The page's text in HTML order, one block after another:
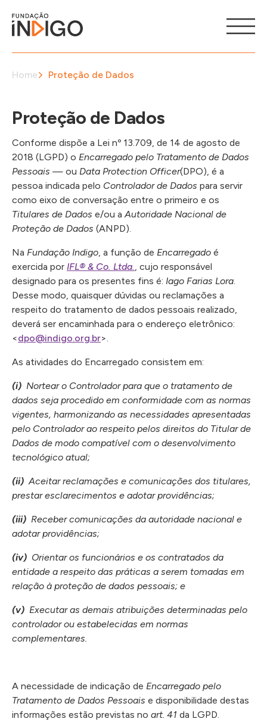
Home Proteção de Dados
Proteção de Dados
Conforme dispõe a Lei nº 13.709, de 14 de agosto de
2018 (LGPD) o Encarregado pelo Tratamento de Dados
Pessoais — ou Data Protection Officer(DPO), é a
pessoa indicada pelo Controlador de Dados para servir
como eixo de conversação entre o primeiro e os
Titulares de Dados e/ou aAutoridade Nacional de
Proteção de Dados (ANPD).
Na Fundação Indigo, a função de Encarregado é
exercida por IFL® & Co. Ltda., cujo responsável
designado para os presentes fins é: Iago Farias Lora.
Desse modo, quaisquer dúvidas ou reclamações a
respeito do tratamento de dados pessoais realizado,
deverá ser encaminhada para o endereço eletrônico:
<dpo@indigo.org.br>.
As atividades do Encarregado consistem em:
(i) Nortear o Controlador para que o tratamento de
dados seja procedido em conformidade com as normas
vigentes, harmonizando as necessidades apresentadas
pelo Controlador ao respeito pelos direitos do Titular de
Dados de modo compatível com o desenvolvimento
tecnológico atual;
(ii)Aceitar reclamações e comunicações dos titulares,
prestar esclarecimentos e adotar providências;
(iii) Receber comunicações da autoridade nacional e
adotar providências;
(iv) Orientar os funcionários e os contratados da
entidade a respeito das práticas a serem tomadas em
relação à proteção de dados pessoais; e
(v) Executar as demais atribuições determinadas pelo
controlador ou estabelecidas em normas
complementares.
A necessidade de indicação de Encarregado pelo
Tratamento de Dados Pessoais e disponibilidade destas
informações estão previstas no art. 41 da LGPD.